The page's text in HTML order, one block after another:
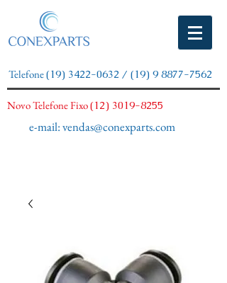
Telefone(19) 3422-0632 / (19) 9 8877-7562
e-mail:vendas@conexparts.com
Novo Telefone Fixo(12) 3019-8255